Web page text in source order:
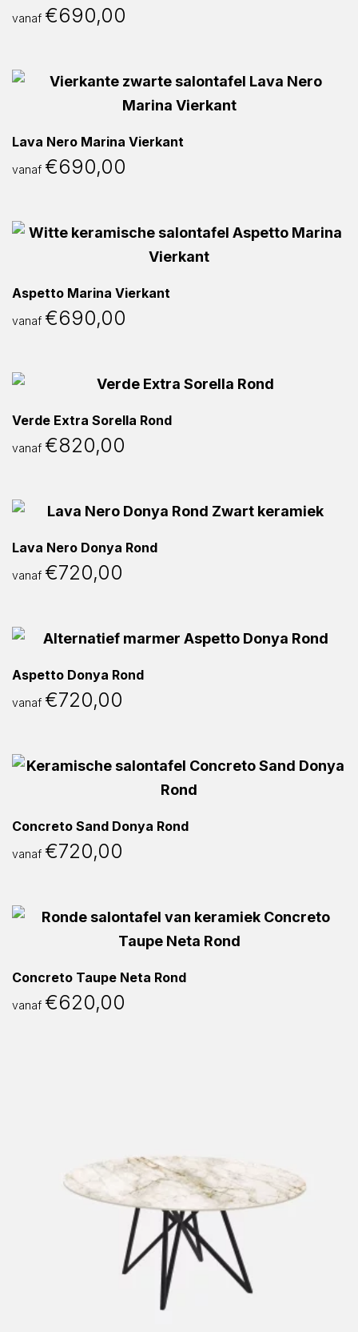
vanaf €690,00
Lava Nero Marina Vierkant
vanaf €690,00
Aspetto Marina Vierkant
vanaf €690,00
Verde Extra Sorella Rond
vanaf €820,00
Lava Nero Donya Rond
vanaf €720,00
Aspetto Donya Rond
vanaf €720,00
Concreto Sand Donya Rond
vanaf €720,00
Concreto Taupe Neta Rond
vanaf €620,00